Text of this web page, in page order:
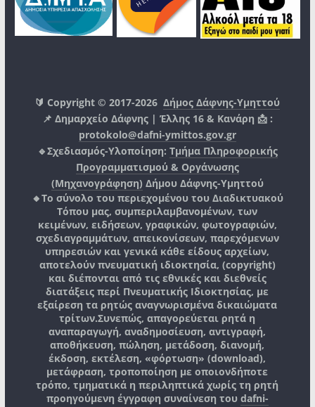
🔰 Copyright © 2017-2026Δήμος Δάφνης-Υμηττού
📌 Δημαρχείο Δάφνης | Έλλης 16 & Κανάρη 📩 :
protokolo@dafni-ymittos.gov.gr
🔹Σχεδιασμός-Υλοποίηση: Τμήμα Πληροφορικής
Προγραμματισμού & Οργάνωσης
(Μηχανογράφηση) Δήμου Δάφνης-Υμηττού
🔸Το σύνολο του περιεχομένου του Διαδικτυακού
Τόπου μας, συμπεριλαμβανομένων, των
κειμένων, ειδήσεων, γραφικών, φωτογραφιών,
σχεδιαγραμμάτων, απεικονίσεων, παρεχόμενων
υπηρεσιών και γενικά κάθε είδους αρχείων,
αποτελούν πνευματική ιδιοκτησία, (copyright)
και διέπονται από τις εθνικές και διεθνείς
διατάξεις περί Πνευματικής Ιδιοκτησίας, με
εξαίρεση τα ρητώς αναγνωρισμένα δικαιώματα
τρίτων.Συνεπώς, απαγορεύεται ρητά η
αναπαραγωγή, αναδημοσίευση, αντιγραφή,
αποθήκευση, πώληση, μετάδοση, διανομή,
έκδοση, εκτέλεση, «φόρτωση» (download),
μετάφραση, τροποποίηση με οποιονδήποτε
τρόπο, τμηματικά η περιληπτικά χωρίς τη ρητή
προηγούμενη έγγραφη συναίνεση του dafni-